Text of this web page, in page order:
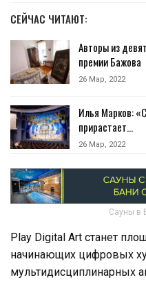
СЕЙЧАС ЧИТАЮТ:
Авторы из
премии Бажова
26 Мар, 2022
Илья Марков:
прирастает…
26 Мар, 2022
Сауны в
Play Digital Art станет
начинающих цифровых
мультидисциплинарных